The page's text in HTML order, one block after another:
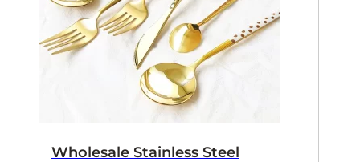
Wholesale Stainless Steel